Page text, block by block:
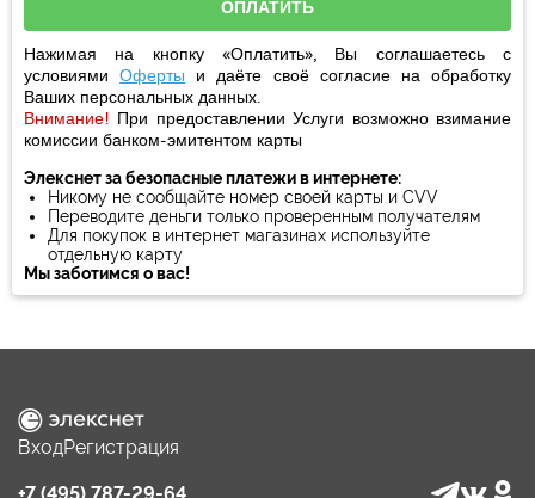
Нажимая на кнопку «Оплатить», Вы соглашаетесь с
условиямиОферты и даёте своё согласиена обработку
Ваших персональных данных.
Внимание! При предоставлении Услуги возможно взимание
комиссии банком-эмитентом карты
Элекснет за безопасные платежи в интернете:
Никому не сообщайте номер своей карты и CVV
Переводите деньги только проверенным получателям
Для покупок в интернет магазинах используйте
отдельную карту
Мы заботимся о вас!
ВходРегистрация